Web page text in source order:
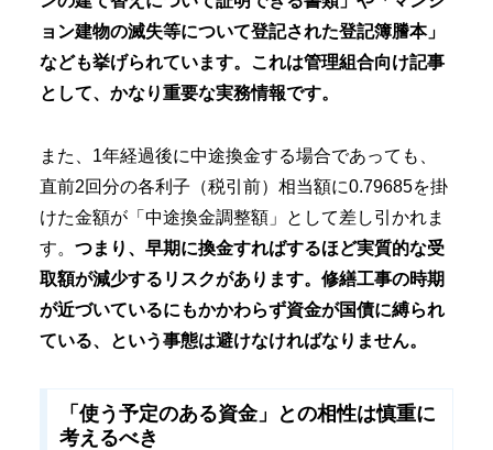
ョン建物の滅失等について登記された登記簿謄本」
なども挙げられています。これは管理組合向け記事
として、かなり重要な実務情報です。
また、1年経過後に中途換金する場合であっても、
直前2回分の各利子（税引前）相当額に0.79685を掛
けた金額が「中途換金調整額」として差し引かれま
す。 つまり、早期に換金すればするほど実質的な受
取額が減少するリスクがあります。修繕工事の時期
が近づいているにもかかわらず資金が国債に縛られ
ている、という事態は避けなければなりません。
「使う予定のある資金」との相性は慎重に
考えるべき